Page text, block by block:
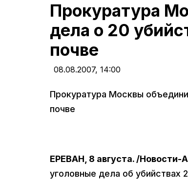
Прокуратура
дела о 20
почве
08.08.2007, 14:00
Прокуратура Москвы
почве
ЕРЕВАН, 8 августа. /Новости-
уголовные дела об убийствах